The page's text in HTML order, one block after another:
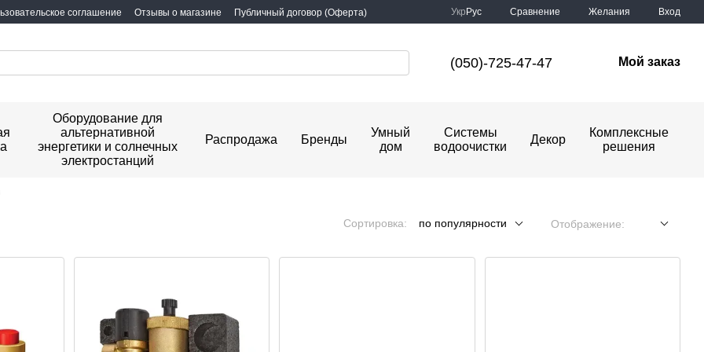
соглашение Отзывы о магазине Публичный договор (Оферта) Укр Рус Сравнение Желания Вход
(050)-725-47-47 Мой заказ
Оборудование для
альтернативной
энергетики и солнечных
электростанций
Распродажа Бренды
Умный
дом
Системы
водоочистки
Декор
Комплексные
решения
Сортировка: по популярности Отображение: